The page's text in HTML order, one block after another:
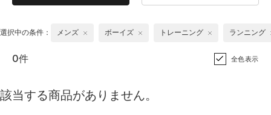
選択中の条件： メンズ ボーイズ トレーニング ランニング
0件 全色表示
該当する商品がありません。